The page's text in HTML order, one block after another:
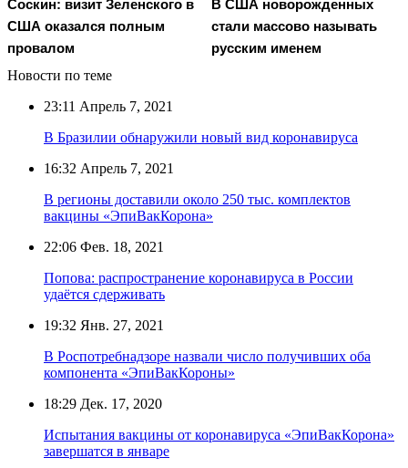
Соскин: визит Зеленского в
США оказался полным
провалом
В США новорожденных
стали массово называть
русским именем
Новости по теме
23:11 Апрель 7, 2021
В Бразилии обнаружили новый вид коронавируса
16:32 Апрель 7, 2021
В регионы доставили около 250 тыс. комплектов
вакцины «ЭпиВакКорона»
22:06 Фев. 18, 2021
Попова: распространение коронавируса в России
удаётся сдерживать
19:32 Янв. 27, 2021
В Роспотребнадзоре назвали число получивших оба
компонента «ЭпиВакКороны»
18:29 Дек. 17, 2020
Испытания вакцины от коронавируса «ЭпиВакКорона»
завершатся в январе